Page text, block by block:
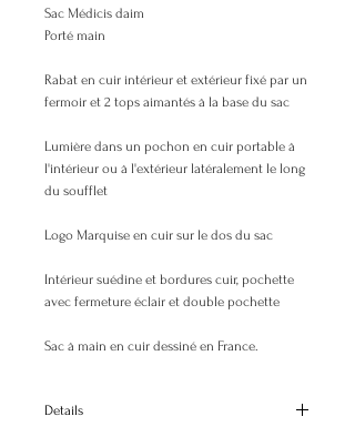
Sac Médicis daim
Porté main
Rabat en cuir intérieur et extérieur fixé par un
fermoir et 2 tops aimantés à la base du sac
Lumière dans un pochon en cuir portable à
l'intérieur ou à l'extérieur latéralement le long
du soufflet
Logo Marquise en cuir sur le dos du sac
Intérieur suédine et bordures cuir, pochette
avec fermeture éclair et double pochette
Sac à main en cuir dessiné en France.
Details